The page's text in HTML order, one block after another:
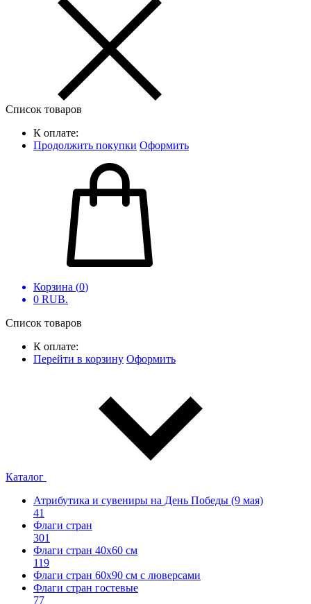
Список товаров
К оплате:
Продолжить покупки Оформить
Корзина (0)
0 RUB.
Список товаров
К оплате:
Перейти в корзину Оформить
Каталог
Атрибутика и сувениры на День Победы (9 мая)
41
Флаги стран
301
Флаги стран 40х60 см
119
Флаги стран 60x90 см с люверсами
Флаги стран гостевые
77